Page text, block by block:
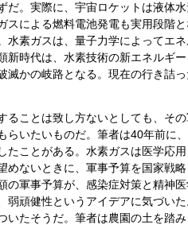
だ。実際に、宇宙ロケットは液体
による燃料電池発電も実用段階
素ガスは、量子力学によってエ
時代は、水素技術の新エネルギ
滅かの岐路となる。現在の行き詰
ることは致し方ないとしても、そ
らいたいものだ。筆者は40年前に
ことがある。水素ガスは医学応用
ないときに、軍事予算を国家戦
の軍事予算が、感染症対策と精神
頑健性というアイデアに気づい
いたそうだ。筆者は農園の土を踏